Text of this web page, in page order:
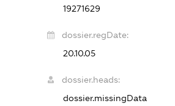
19271629
dossier.regDate:
20.10.05
dossier.heads:
dossier.missingData